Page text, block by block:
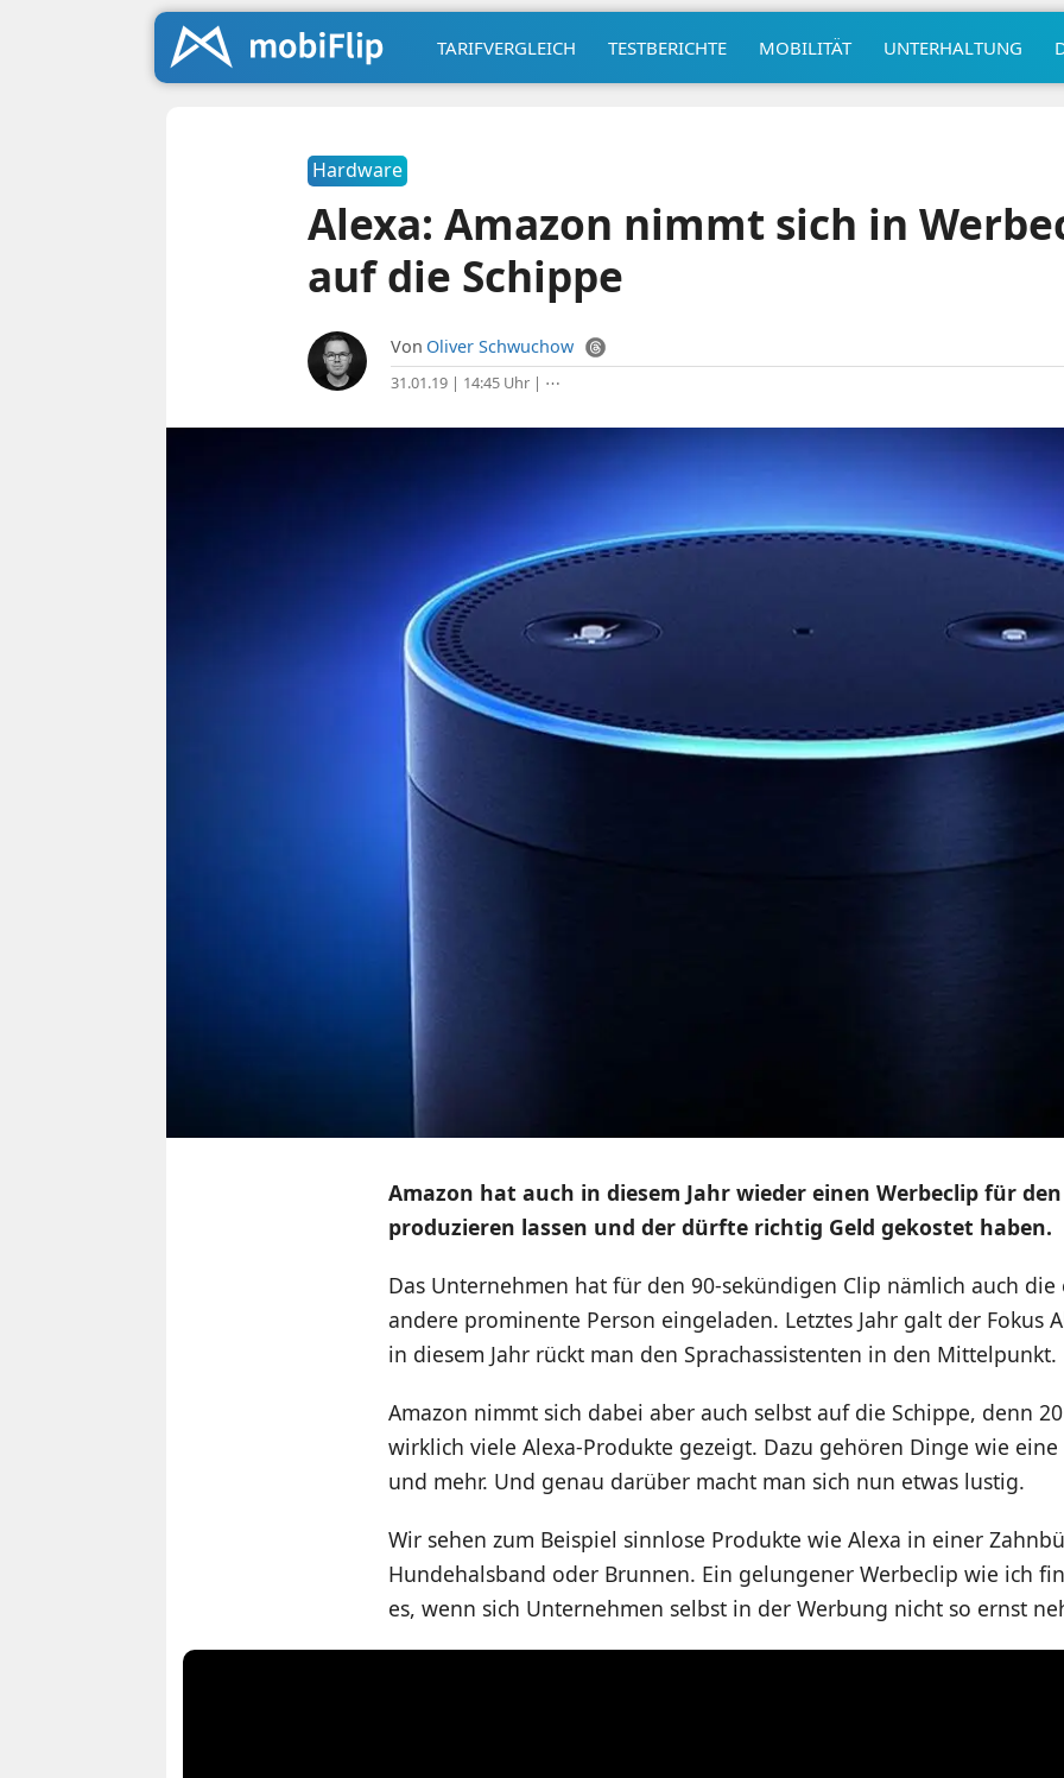
TARIFVERGLEICH TESTBERICHTE MOBILITÄT UNTERHALTUNG
Hardware
Alexa: Amazon nimmt sich in
auf die Schippe
Von Oliver Schwuchow
31.01.19 | 14:45 Uhr| ⋯
Amazon hat auch in diesem Jahr wieder einen Werbeclip für
produzieren lassen und der dürfte richtig Geld gekostet haben.
Das Unternehmen hat für den 90-sekündigen Clip nämlich auch
andere prominente Person eingeladen. Letztes Jahr galt der Fokus
in diesem Jahr rückt man den Sprachassistenten in den Mittelpunkt.
Amazon nimmt sich dabei aber auch selbst auf die Schippe, denn
wirklich viele Alexa-Produkte gezeigt. Dazu gehören Dinge wie
und mehr. Und genau darüber macht man sich nun etwas lustig.
Wir sehen zum Beispiel sinnlose Produkte wie Alexa in einer
Hundehalsband oder Brunnen. Ein gelungener Werbeclip wie ich
es, wenn sich Unternehmen selbst in der Werbung nicht so ernst